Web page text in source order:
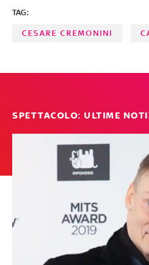
TAG:
CESARE CREMONINI
SPETTACOLO: ULTIME